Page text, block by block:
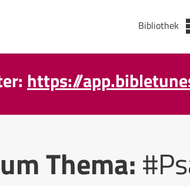
Bibliothek
https://
Thema: